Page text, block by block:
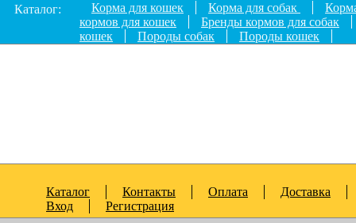
Каталог: Корма для кошек Корма для собак
кормов для кошек
Бренды кормов для собак
кошек
Породы собак Породы кошек
Каталог Контакты Оплата
Доставка
Вход
Регистрация